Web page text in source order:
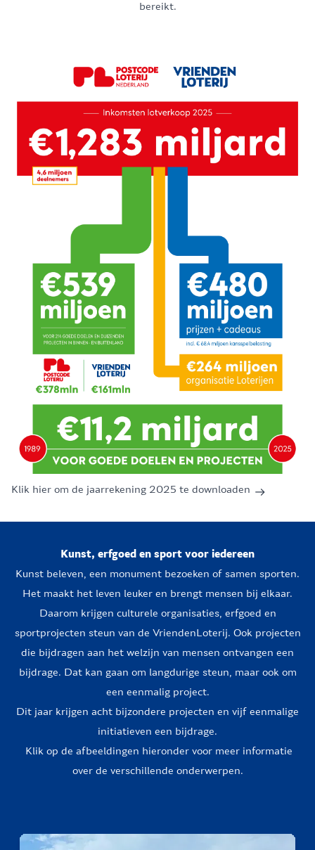
bereikt.
Klik hier om de jaarrekening 2025 te downloaden
Kunst, erfgoed en sport voor iedereen
Kunst beleven, een monument bezoeken of samen sporten.
Het maakt het leven leuker en brengt mensen bij elkaar.
Daarom krijgen culturele organisaties, erfgoed en
sportprojecten steun van de VriendenLoterij. Ook projecten
die bijdragen aan het welzijn van mensen ontvangen een
bijdrage. Dat kan gaan om langdurige steun, maar ook om
een eenmalig project.
Dit jaar krijgen acht bijzondere projecten en vijf eenmalige
initiatieven een bijdrage.
Klik op de afbeeldingen hieronder voor meer informatie
over de verschillende onderwerpen.